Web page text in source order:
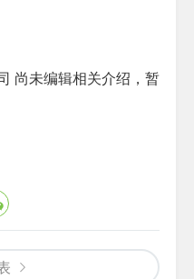
尚未编辑相关介绍，暂